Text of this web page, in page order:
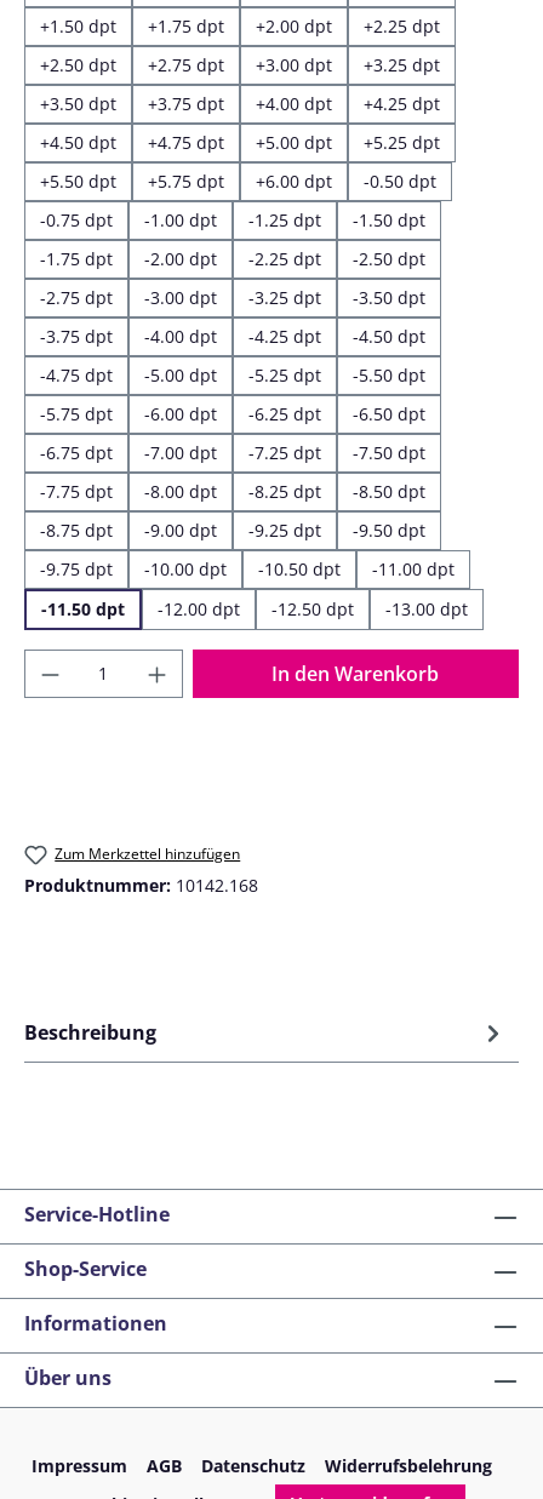
+1.50 dpt
+1.75 dpt +2.00 dpt
+2.25 dpt
+2.50 dpt
+2.75 dpt +3.00 dpt
+3.25 dpt
+3.50 dpt
+3.75 dpt +4.00 dpt
+4.25 dpt
+4.50 dpt
+4.75 dpt +5.00 dpt
+5.25 dpt
+5.50 dpt
+5.75 dpt +6.00 dpt
-0.50 dpt
-0.75 dpt
-1.00 dpt -1.25 dpt
-1.50 dpt
-1.75 dpt
-2.00 dpt -2.25 dpt
-2.50 dpt
-2.75 dpt
-3.00 dpt -3.25 dpt
-3.50 dpt
-3.75 dpt
-4.00 dpt -4.25 dpt
-4.50 dpt
-4.75 dpt
-5.00 dpt -5.25 dpt
-5.50 dpt
-5.75 dpt
-6.00 dpt -6.25 dpt
-6.50 dpt
-6.75 dpt
-7.00 dpt -7.25 dpt
-7.50 dpt
-7.75 dpt
-8.00 dpt -8.25 dpt
-8.50 dpt
-8.75 dpt
-9.00 dpt -9.25 dpt
-9.50 dpt
-9.75 dpt
-10.00 dpt -10.50 dpt
-11.00 dpt
-11.50 dpt
-12.00 dpt -12.50 dpt -13.00 dpt
Produkt Anzahl: Gib den gewünschten
In den Warenkorb
Zum Merkzettel hinzufügen
Produktnummer: 10142.168
Beschreibung
Service-Hotline
Shop-Service
Informationen
Über uns
Impressum AGB Datenschutz
Widerrufsbelehrung